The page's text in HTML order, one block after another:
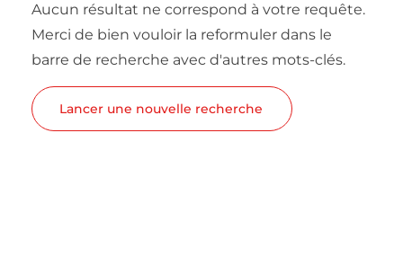
Aucun résultat ne correspond à votre requête.
Merci de bien vouloir la reformuler dans le
barre de recherche avec d'autres mots-clés.
Lancer une nouvelle recherche